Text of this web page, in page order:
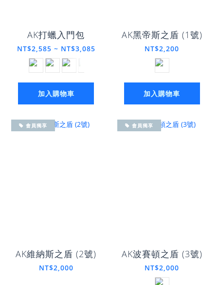
AK打蠟入門包
NT$2,585 ~ NT$3,085
加入購物車
AK黑帝斯之盾 (1號)
NT$2,200
加入購物車
會員獨享
AK維納斯之盾 (2號)
NT$2,000
會員獨享
AK波賽頓之盾 (3號)
NT$2,000